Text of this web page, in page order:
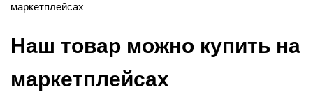
маркетплейсах
Наш товар можно купить на
маркетплейсах